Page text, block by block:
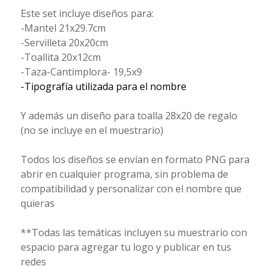
Este set incluye diseños para:
-Mantel 21x29.7cm
-Servilleta 20x20cm
-Toallita 20x12cm
-Taza-Cantimplora- 19,5x9
-Tipografía utilizada para el nombre
Y además un diseño para toalla 28x20 de regalo
(no se incluye en el muestrario)
Todos los diseños se envían en formato PNG para
abrir en cualquier programa, sin problema de
compatibilidad y personalizar con el nombre que
quieras
**Todas las temáticas incluyen su muestrario con
espacio para agregar tu logo y publicar en tus
redes